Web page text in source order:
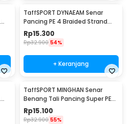
TaffSPORT DYNAEAM Senar
Pancing PE 4 Braided Strand
Fishing Line 100M 0.8 - FM10
Rp15.300
Rp32.900 54%
+ Keranjang
TaffSPORT MINGHAN Senar
Benang Tali Pancing Super PE
Braided Line 100M 0.4 - X4
Rp15.100
Rp32.900 55%